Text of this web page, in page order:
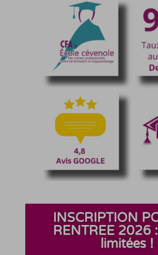
INSCRIPTION
RENTREE 2026
limitées !